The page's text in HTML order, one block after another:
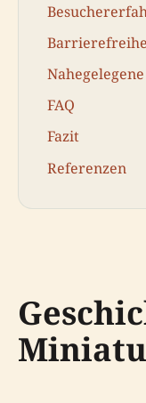
FAQ
Fazit
Referenzen